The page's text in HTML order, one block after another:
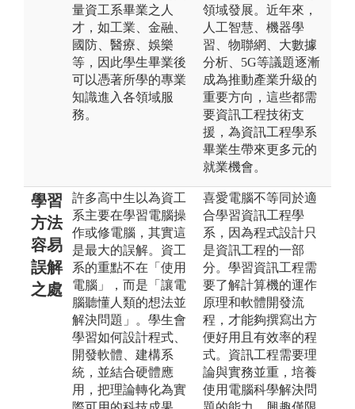
量資工系畢業之人
才，如工業、金融、
國防、醫療、娛樂
等，因此學生畢業後
可以憑著所學的專業
知識進入各領域服
務。
領域發展。近年來，
人工智慧、機器學
習、物聯網、大數據
分析、5G等議題逐漸
成為推動產業升級的
重要方向，這些都需
要資訊工程技術支
援，為資訊工程學系
畢業生帶來更多元的
就業機會。
學習
方法
容易
誤解
之處
許多高中生以為資工
系主要在學習電腦操
作或修電腦，其實這
是最大的誤解。資工
系的重點不在「使用
電腦」，而是「讓電
腦聽懂人類的想法並
解決問題」。學生會
學習如何設計程式、
開發軟體、建構系
統，並結合硬體應
用，把理論轉化為實
喜愛電腦不等同於適
合學習資訊工程學
系，因為程式設計只
是資訊工程的一部
分。學習資訊工程需
要了解計算機的運作
原理和軟體開發流
程，才能夠撰寫出方
便好用且有效率的程
式。資訊工程需要理
論與實務並重，培養
使用電腦科學解決問